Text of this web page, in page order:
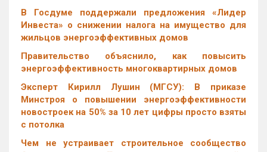
В Госдуме поддержали предложения «Лидер
Инвеста» о снижении налога на имущество для
жильцов энергоэффективных домов
Правительство объяснило, как повысить
энергоэффективность многоквартирных домов
Эксперт Кирилл Лушин (МГСУ): В приказе
Минстроя о повышении энергоэффективности
новостроек на 50% за 10 лет цифры просто взяты
с потолка
Чем не устраивает строительное сообщество